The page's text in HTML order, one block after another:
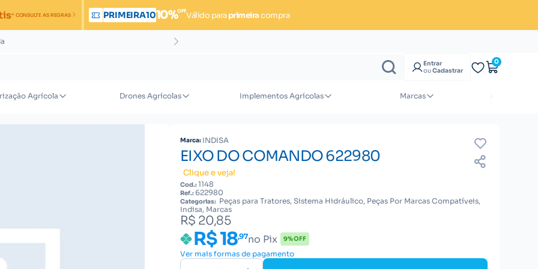
* CONSULTE AS REGRAS PRIMEIRA1010%OFFVálido paraprimeiracompra
Entrar
ouCadastrar
0
Agrícola Drones Agrícolas Implementos Agrícolas Marcas
Marca: INDISA
EIXO DO COMANDO 622980
Clique e veja!
Cod.:1148
Ref.: 622980
Categorias: Peças para Tratores, Sistema Hidráulico, Peças Por Marcas Compatíveis,
Indisa, Marcas
R$ 20,85
R$ 18,97no Pix 9% OFF
Ver mais formas de pagamento